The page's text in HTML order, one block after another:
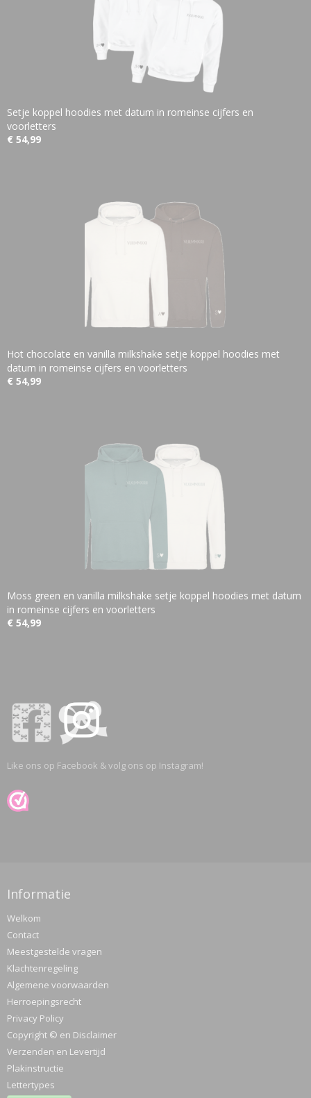
Setje koppel hoodies met datum in romeinse cijfers en
voorletters
€ 54,99
Hot chocolate en vanilla milkshake setje koppel hoodies met
datum in romeinse cijfers en voorletters
€ 54,99
Moss green en vanilla milkshake setje koppel hoodies met datum
in romeinse cijfers en voorletters
€ 54,99
Like ons op Facebook & volg ons op Instagram!
Informatie
Welkom
Contact
Meestgestelde vragen
Klachtenregeling
Algemene voorwaarden
Herroepingsrecht
Privacy Policy
Copyright © en Disclaimer
Verzenden en Levertijd
Plakinstructie
Lettertypes